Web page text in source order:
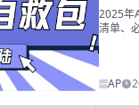
2025年
清单、
AP